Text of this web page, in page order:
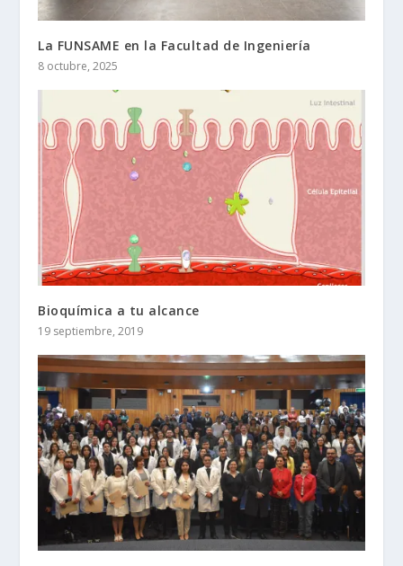
La FUNSAME en la Facultad de Ingeniería
8 octubre, 2025
Bioquímica a tu alcance
19 septiembre, 2019